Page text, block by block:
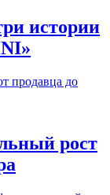
истории
рост